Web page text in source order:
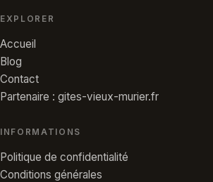
EXPLORER
Accueil
Blog
Contact
Partenaire : gites-vieux-murier.fr
INFORMATIONS
Politique de confidentialité
Conditions générales